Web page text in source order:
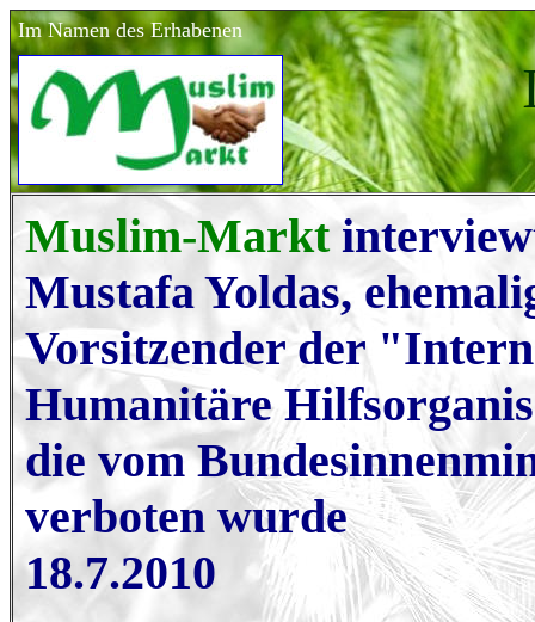
Im Namen des Erhabenen
Muslim-Markt
Mustafa Yoldas,
Vorsitzender der
Humanitäre
die vom
verboten wurde
18.7.2010